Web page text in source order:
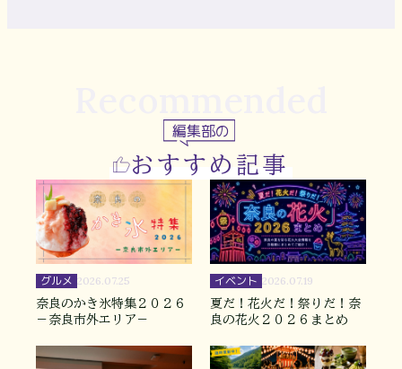
編集部の
おすすめ記事
グルメ 2026.07.25
奈良のかき氷特集２０２６
－奈良市外エリア－
イベント 2026.07.19
夏だ！花火だ！祭りだ！奈
良の花火２０２６まとめ